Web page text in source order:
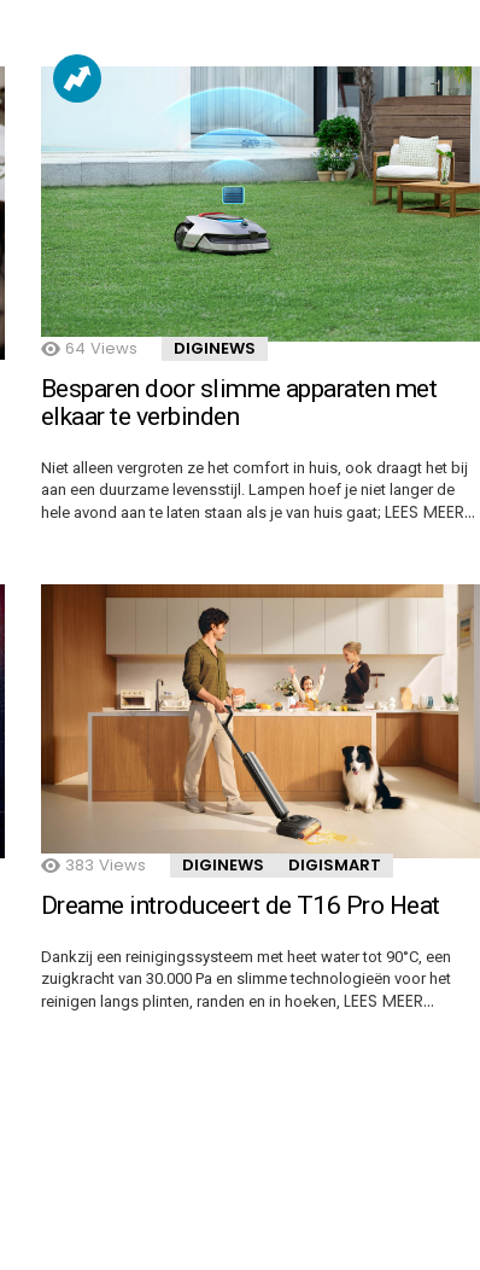
64 Views DIGINEWS
Besparen door slimme apparaten met
elkaar te verbinden
Niet alleen vergroten ze het comfort in huis, ook draagt het bij
aan een duurzame levensstijl. Lampen hoef je niet langer de
hele avond aan te laten staan als je van huis gaat; LEES MEER…
383 Views DIGINEWS DIGISMART
Dreame introduceert de T16 Pro Heat
Dankzij een reinigingssysteem met heet water tot 90°C, een
zuigkracht van 30.000 Pa en slimme technologieën voor het
reinigen langs plinten, randen en in hoeken, LEES MEER…